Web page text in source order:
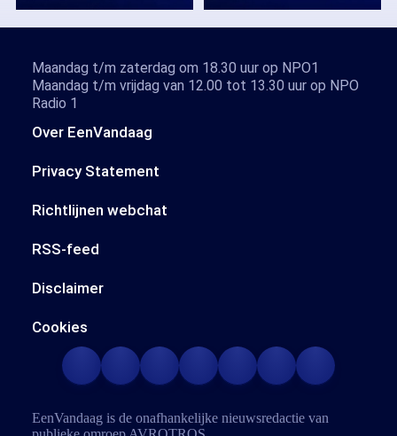
Over EenVandaag
Privacy Statement
Richtlijnen webchat
RSS-feed
Disclaimer
Cookies
Maandag t/m zaterdag om 18.30 uur op NPO1
Maandag t/m vrijdag van 12.00 tot 13.30 uur op NPO
Radio 1
EenVandaag is de onafhankelijke nieuwsredactie van